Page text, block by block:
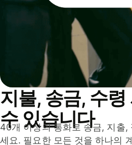
지불, 송금, 수
수 있습니다
40개 이상의 통화로 송금, 지출,
세요. 필요한 모든 것을 하나의